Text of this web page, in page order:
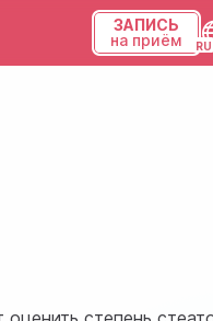
ЗАПИСЬ
на приём